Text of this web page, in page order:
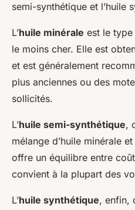
semi-synthétique et l’huile
L’huile minérale est le type
le moins cher. Elle est
et est généralement
plus anciennes ou des
sollicités.
L’huile semi-synthétique,
mélange d’huile minérale
offre un équilibre entre
convient à la plupart des
L’huile synthétique, enfin,